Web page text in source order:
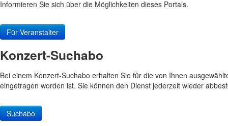
Informieren Sie sich über die Möglichkeiten dieses Portals.
Für Veranstalter
Konzert-Suchabo
Bei einem Konzert-Suchabo erhalten Sie für die von Ihnen
eingetragen worden ist. Sie können den Dienst jederzeit wieder
Suchabo